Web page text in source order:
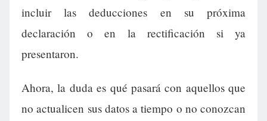
incluir las deducciones en su próxima
declaración o en la rectificación si ya
presentaron.
Ahora, la duda es qué pasará con aquellos que
no actualicen sus datos a tiempo o no conozcan